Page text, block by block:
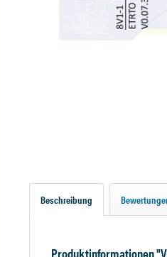
Beschreibung
Produktinformationen